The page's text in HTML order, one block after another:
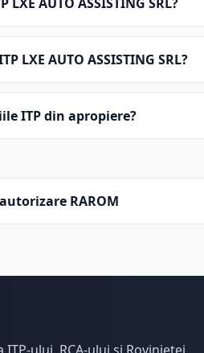
LXE AUTO ASSISTING SRL?
ITP din apropiere?
RAROM